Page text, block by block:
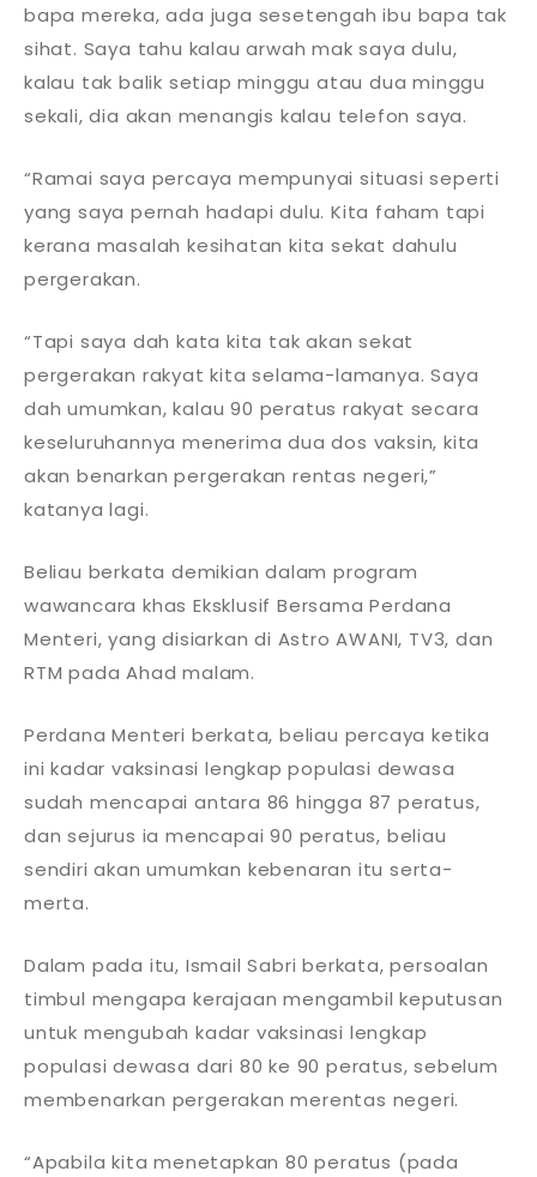
bapa mereka, ada juga sesetengah ibu bapa tak
sihat. Saya tahu kalau arwah mak saya dulu,
kalau tak balik setiap minggu atau dua minggu
sekali, dia akan menangis kalau telefon saya.
“Ramai saya percaya mempunyai situasi seperti
yang saya pernah hadapi dulu. Kita faham tapi
kerana masalah kesihatan kita sekat dahulu
pergerakan.
“Tapi saya dah kata kita tak akan sekat
pergerakan rakyat kita selama-lamanya. Saya
dah umumkan, kalau 90 peratus rakyat secara
keseluruhannya menerima dua dos vaksin, kita
akan benarkan pergerakan rentas negeri,”
katanya lagi.
Beliau berkata demikian dalam program
wawancara khas Eksklusif Bersama Perdana
Menteri, yang disiarkan di Astro AWANI, TV3, dan
RTM pada Ahad malam.
Perdana Menteri berkata, beliau percaya ketika
ini kadar vaksinasi lengkap populasi dewasa
sudah mencapai antara 86 hingga 87 peratus,
dan sejurus ia mencapai 90 peratus, beliau
sendiri akan umumkan kebenaran itu serta-
merta.
Dalam pada itu, Ismail Sabri berkata, persoalan
timbul mengapa kerajaan mengambil keputusan
untuk mengubah kadar vaksinasi lengkap
populasi dewasa dari 80 ke 90 peratus, sebelum
membenarkan pergerakan merentas negeri.
“Apabila kita menetapkan 80 peratus (pada